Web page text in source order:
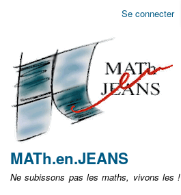
Aller
non
identifié
Se connecter
MATh.en.JEANS
Ne subissons pas les maths, vivons les !